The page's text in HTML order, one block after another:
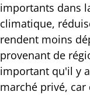
importants dans
climatique,
rendent moins
provenant de
important qu'il y
marché privé,